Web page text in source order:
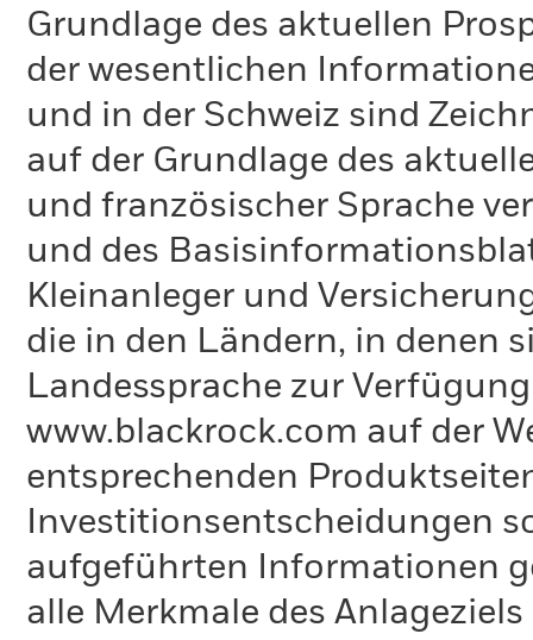
Grundlage des aktuellen
der wesentlichen
und in der Schweiz sind
auf der Grundlage des
und französischer Sprache
und des
Kleinanleger und
die in den Ländern, in denen
Landessprache zur
www.blackrock.com auf der
entsprechenden
Investitionsentscheidungen
aufgeführten Informationen
alle Merkmale des